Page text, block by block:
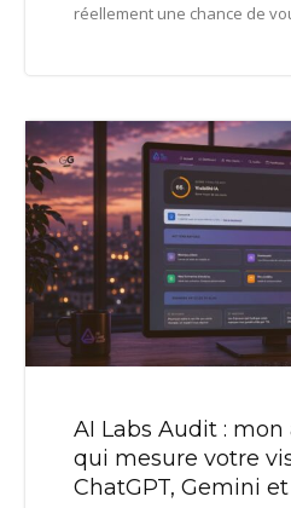
réellement une chance de
AI Labs Audit : mon
qui mesure votre
ChatGPT, Gemini